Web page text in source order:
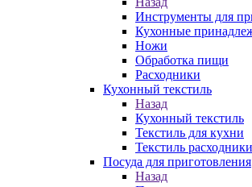
Инструменты для
Кухонные
Ножи
Обработка пищи
Расходники
Кухонный текстиль
Назад
Кухонный текстиль
Текстиль для кухни
Текстиль расходники
Посуда для приготовления
Назад